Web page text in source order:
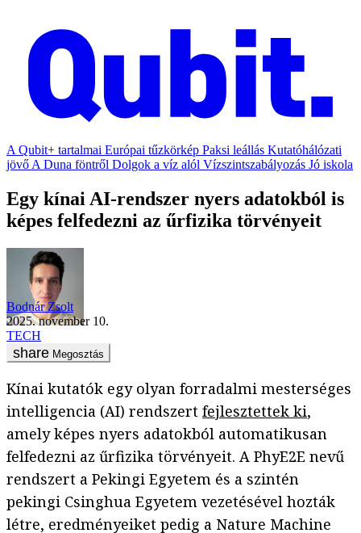
A Qubit+ tartalmai Európai tűzkörkép Paksi leállás Kutatóhálózati
jövő A Duna föntről Dolgok a víz alól Vízszintszabályozás Jó iskola
Egy kínai AI-rendszer nyers adatokból is
képes felfedezni az űrfizika törvényeit
Bodnár Zsolt
2025. november 10.
TECH
Megosztás
Kínai kutatók egy olyan forradalmi mesterséges
intelligencia (AI) rendszert fejlesztettek ki,
amely képes nyers adatokból automatikusan
felfedezni az űrfizika törvényeit. A PhyE2E nevű
rendszert a Pekingi Egyetem és a szintén
pekingi Csinghua Egyetem vezetésével hozták
létre, eredményeiket pedig a Nature Machine